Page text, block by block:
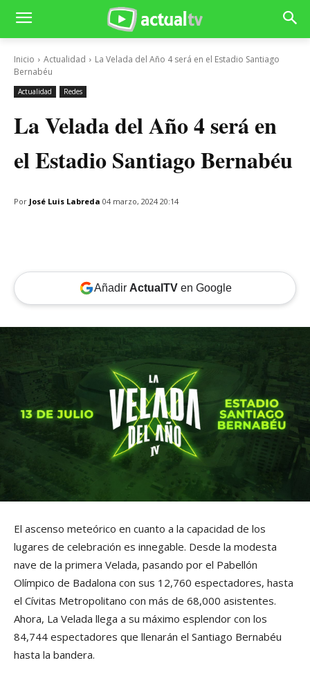
Inicio Actualidad
La Velada del Año 4 será en el Estadio Santiago
Bernabéu
Actualidad Redes
La Velada del Año 4 será en
el Estadio Santiago Bernabéu
Por José Luis Labreda 04 marzo, 2024 20:14
Añadir ActualTVen Google
El ascenso meteórico en cuanto a la capacidad de los
lugares de celebración es innegable. Desde la modesta
nave de la primera Velada, pasando por el Pabellón
Olímpico de Badalona con sus 12,760 espectadores, hasta
el Cívitas Metropolitano con más de 68,000 asistentes.
Ahora, La Velada llega a su máximo esplendor con los
84,744 espectadores que llenarán el Santiago Bernabéu
hasta la bandera.